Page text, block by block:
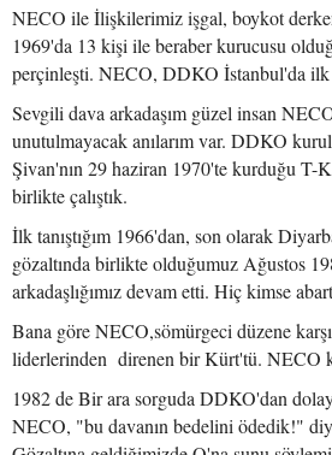
NECO ile İlişkilerimiz işgal, boykot
1969'da 13 kişi ile beraber kurucusu
perçinleşti. NECO, DDKO İstanbul'da ilk
Sevgili dava arkadaşım güzel insan
unutulmayacak anılarım var. DDKO
Şivan'nın 29 haziran 1970'te kurduğu T-
birlikte çalıştık.
İlk tanıştığım 1966'dan, son olarak
gözaltında birlikte olduğumuz Ağustos
arkadaşlığımız devam etti. Hiç kimse
Bana göre NECO,sömürgeci düzene
liderlerinden direnen bir Kürt'tü. NECO
1982 de Bir ara sorguda DDKO'dan
NECO, "bu davanın bedelini ödedik!"